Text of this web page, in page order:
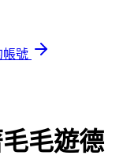
帳號
毛毛遊德